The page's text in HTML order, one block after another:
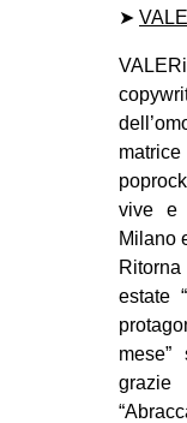
➤
vive e
Milano
estate